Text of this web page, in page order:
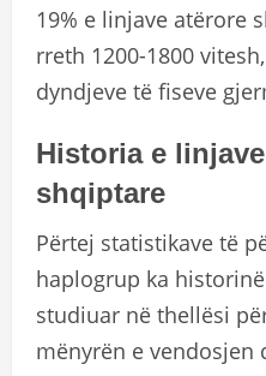
19% e linjave atërore
rreth 1200-1800
dyndjeve të fiseve
Historia e
shqiptare
Përtej statistikave të
haplogrup ka
studiuar në thellësi
mënyrën e vendosjen